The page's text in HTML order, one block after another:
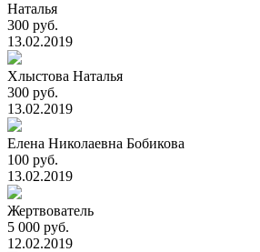
Наталья
300 руб.
13.02.2019
Хлыстова Наталья
300 руб.
13.02.2019
Елена Николаевна Бобикова
100 руб.
13.02.2019
Жертвователь
5 000 руб.
12.02.2019